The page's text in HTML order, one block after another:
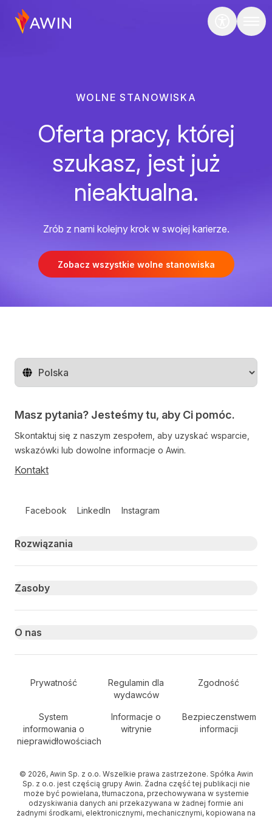
WOLNE STANOWISKA
Oferta pracy, której
szukasz, jest już
nieaktualna.
Zrób z nami kolejny krok w swojej karierze.
Zobacz wszystkie wolne stanowiska
Zmień region
Masz pytania? Jesteśmy tu, aby Ci pomóc.
Skontaktuj się z naszym zespołem, aby uzyskać wsparcie,
wskazówki lub dowolne informacje o Awin.
Kontakt
Facebook LinkedIn Instagram
Primary footer navigation
Rozwiązania
Zasoby
O nas
Secondary Footer Navigation
Prywatność
Regulamin dla
wydawców
Zgodność
System
informowania o
nieprawidłowościach
Informacje o
witrynie
Bezpieczenstwem
informacji
© 2026, Awin Sp. z o.o. Wszelkie prawa zastrzeżone. Spółka Awin
Sp. z o.o. jest częścią grupy Awin. Żadna część tej publikacji nie
może być powielana, tłumaczona, przechowywana w systemie
odzyskiwania danych ani przekazywana w żadnej formie ani
żadnymi środkami, elektronicznymi, mechanicznymi, kopiowana na